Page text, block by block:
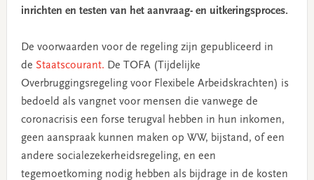
inrichten en testen van het aanvraag- en uitkeringsproces.
De voorwaarden voor de regeling zijn gepubliceerd in
de Staatscourant. De TOFA (Tijdelijke
Overbruggingsregeling voor Flexibele Arbeidskrachten) is
bedoeld als vangnet voor mensen die vanwege de
coronacrisis een forse terugval hebben in hun inkomen,
geen aanspraak kunnen maken op WW, bijstand, of een
andere socialezekerheidsregeling, en een
tegemoetkoming nodig hebben als bijdrage in de kosten